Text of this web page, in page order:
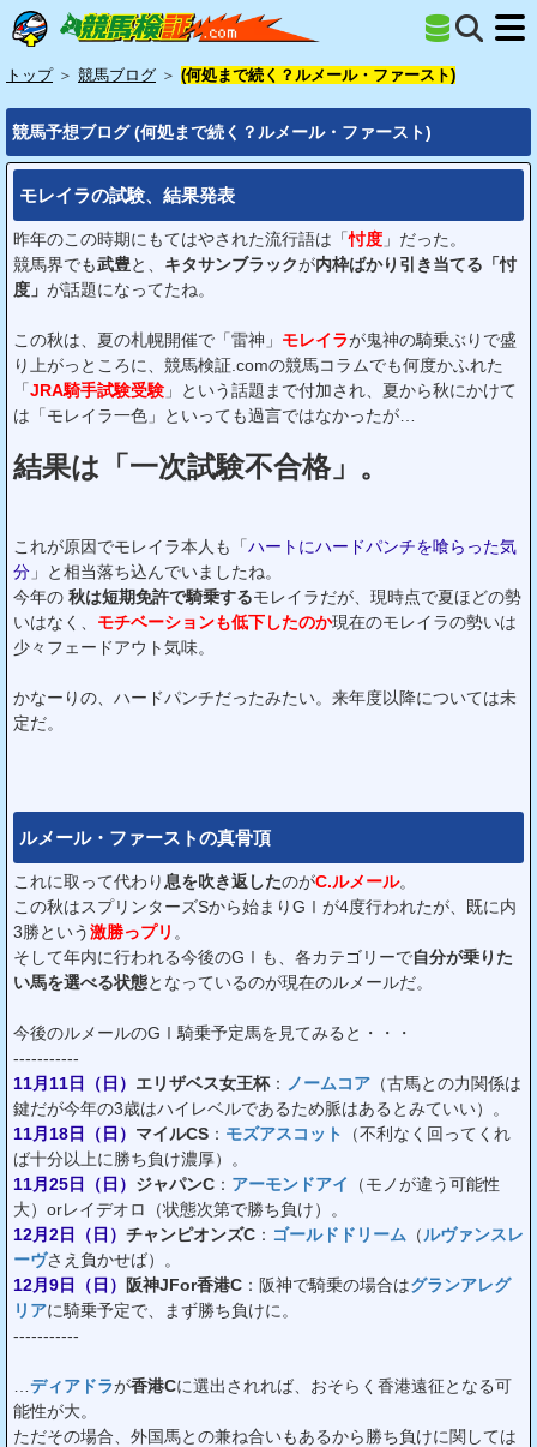
トップ ＞ 競馬ブログ ＞ (何処まで続く？ルメール・ファースト)
競馬予想ブログ (何処まで続く？ルメール・ファースト)
モレイラの試験、結果発表
昨年のこの時期にもてはやされた流行語は「忖度 」だった。
競馬界でも武豊と、 キタサンブラックが内枠ばかり引き当てる「忖
度」 が話題になってたね。
この秋は、夏の札幌開催で「雷神」 モレイラが鬼神の騎乗ぶりで盛
り上がっところに、競馬検証.comの競馬コラムでも何度かふれた
「JRA騎手試験受験 」という話題まで付加され、夏から秋にかけて
は「モレイラ一色」といっても過言ではなかったが…
結果は「一次試験不合格」。
これが原因でモレイラ本人も「ハートにハードパンチを喰らった気
分 」と相当落ち込んでいましたね。
今年の 秋は短期免許で騎乗するモレイラだが、現時点で夏ほどの勢
いはなく、 モチベーションも低下したのか現在のモレイラの勢いは
少々フェードアウト気味。
かなーりの、ハードパンチだったみたい。来年度以降については未
定だ。
ルメール・ファーストの真骨頂
これに取って代わり 息を吹き返したのがC.ルメール。
この秋はスプリンターズSから始まりGⅠが4度行われたが、既に内
3勝という激勝っプリ 。
そして年内に行われる今後のGⅠも、各カテゴリーで自分が乗りた
い馬を選べる状態となっているのが現在のルメールだ。
今後のルメールのGⅠ騎乗予定馬を見てみると・・・
-----------
11月11日（日） エリザベス女王杯： ノームコア （古馬との力関係は
鍵だが今年の3歳はハイレベルであるため脈はあるとみていい）。
11月18日（日） マイルCS ： モズアスコット
（不利なく回ってくれ
ば十分以上に勝ち負け濃厚）。
11月25日（日） ジャパンC ： アーモンドアイ
（モノが違う可能性
大）orレイデオロ（状態次第で勝ち負け）。
12月2日（日） チャンピオンズC ： ゴールドドリーム （ルヴァンスレ
ーヴさえ負かせば）。
12月9日（日）
阪神JFor香港C ：阪神で騎乗の場合はグランアレグ
リアに騎乗予定で、まず勝ち負けに。
-----------
ディアドラが香港Cに選出されれば、おそらく香港遠征となる可
能性が大。
ただその場合、外国馬との兼ね合いもあるから勝ち負けに関しては